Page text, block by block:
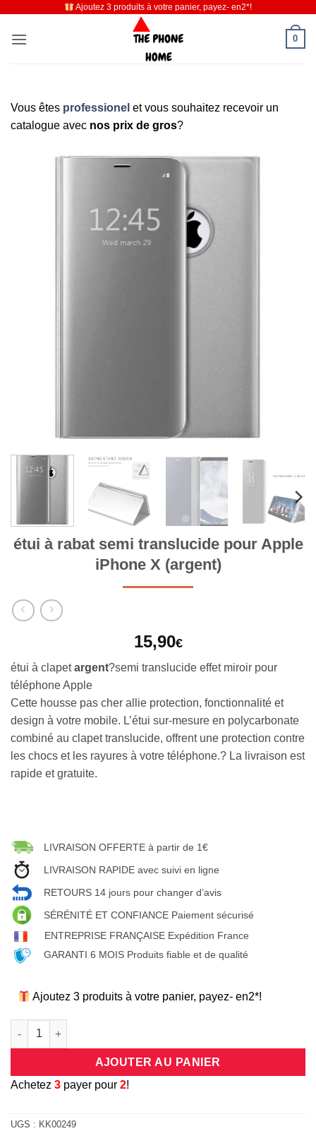
contenu
Ajoutez 3 produits à votre panier, payez- en2*!
0
Vous êtes professionel et vous souhaitez recevoir un
catalogue avec nos prix de gros?
étui à rabat semi translucide pour Apple
iPhone X (argent)
15,90€
étui à clapetargent?semi translucide effet miroir pour
téléphone Apple
Cette housse pas cher allie protection, fonctionnalité et
design à votre mobile. L’étui sur-mesure en polycarbonate
combiné au clapet translucide, offrent une protection contre
les chocs et les rayures à votre téléphone.? La livraison est
rapide et gratuite.
LIVRAISON OFFERTE à partir de 1€
LIVRAISON RAPIDE avec suivi en ligne
RETOURS 14 jours pour changer d’avis
SÉRÉNITÉ ET CONFIANCE Paiement sécurisé
ENTREPRISE FRANÇAISE Expédition France
GARANTI 6 MOIS Produits fiable et de qualité
Ajoutez 3 produits à votre panier, payez- en2*!
quantité de étui à rabat semi translucide pour Apple iPhone X
AJOUTER AU PANIER
Achetez 3 payer pour 2!
UGS : KK00249